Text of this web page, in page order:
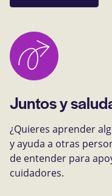
Juntos y
¿Quieres aprender
y ayuda a otras
de entender para
cuidadores.